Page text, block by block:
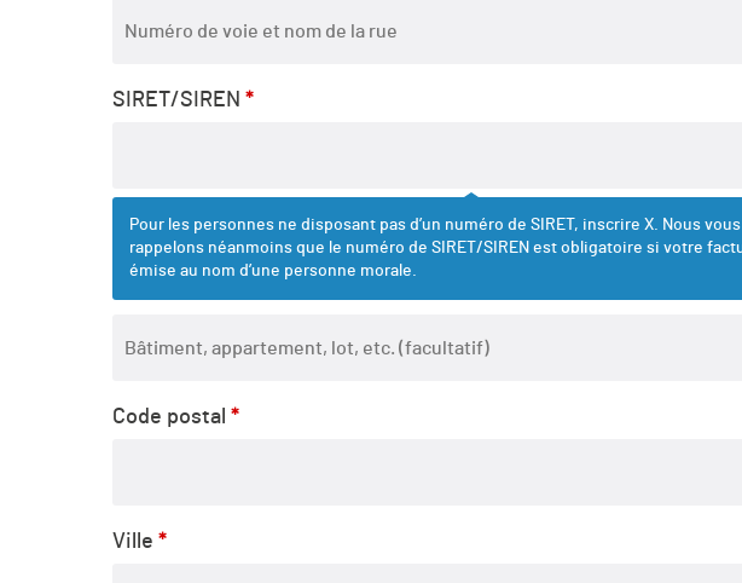
SIRET/SIREN *
Pour les personnes ne disposant pas d’un numéro de SIRET, inscrire X. Nous vous
rappelons néanmoins que le numéro de SIRET/SIREN est obligatoire si votre
émise au nom d’une personne morale.
unité,
Code postal *
Ville *